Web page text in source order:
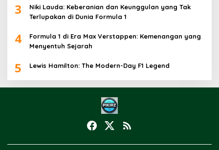
3
Niki Lauda: Keberanian dan Keunggulan yang Tak
Terlupakan di Dunia Formula 1
4
Formula 1 di Era Max Verstappen: Kemenangan yang
Menyentuh Sejarah
5 Lewis Hamilton: The Modern-Day F1 Legend